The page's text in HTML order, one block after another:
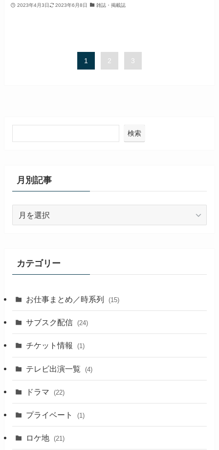
2023年4月3日 2023年6月8日 雑誌・掲載誌
1 2 3
検索
月別記事
カテゴリー
お仕事まとめ／時系列 (15)
サブスク配信 (24)
チケット情報 (1)
テレビ出演一覧 (4)
ドラマ (22)
プライベート (1)
ロケ地 (21)